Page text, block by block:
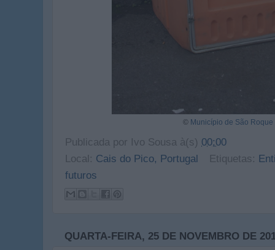
© Município de São Roque
Publicada por Ivo Sousa à(s) 00:00
Local: Cais do Pico, Portugal Etiquetas:
futuros
QUARTA-FEIRA, 25 DE NOVEMBRO DE